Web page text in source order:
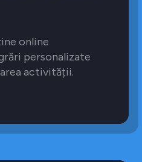
online
personalizate
activității.